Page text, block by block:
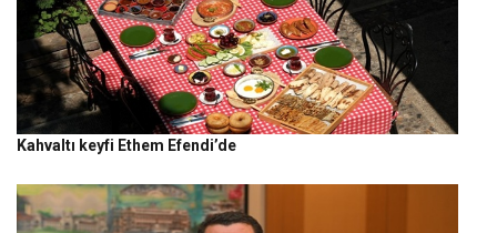
Kahvaltı keyfi Ethem Efendi’de